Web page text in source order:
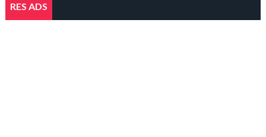
RES ADS